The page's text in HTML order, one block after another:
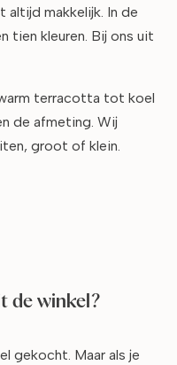
altijd makkelijk. In de
tien kleuren. Bij ons uit
terracotta tot koel
de afmeting. Wij
groot of klein.
de winkel?
gekocht. Maar als je